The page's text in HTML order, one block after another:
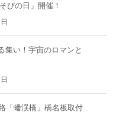
びの日」開催！
集い！宇宙のロマンと
「蟠渓橋」橋名板取付